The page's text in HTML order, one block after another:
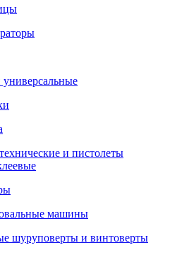
универсальные
и пистолеты
машины
шуруповерты и винтоверты